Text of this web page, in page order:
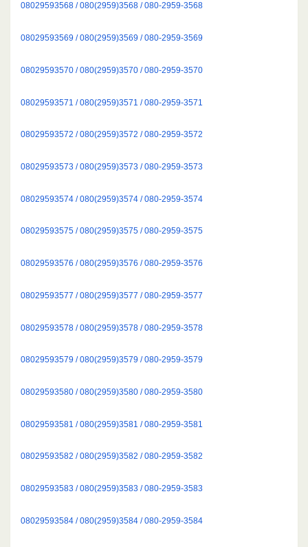
08029593568 / 080(2959)3568 / 080-2959-3568
08029593569 / 080(2959)3569 / 080-2959-3569
08029593570 / 080(2959)3570 / 080-2959-3570
08029593571 / 080(2959)3571 / 080-2959-3571
08029593572 / 080(2959)3572 / 080-2959-3572
08029593573 / 080(2959)3573 / 080-2959-3573
08029593574 / 080(2959)3574 / 080-2959-3574
08029593575 / 080(2959)3575 / 080-2959-3575
08029593576 / 080(2959)3576 / 080-2959-3576
08029593577 / 080(2959)3577 / 080-2959-3577
08029593578 / 080(2959)3578 / 080-2959-3578
08029593579 / 080(2959)3579 / 080-2959-3579
08029593580 / 080(2959)3580 / 080-2959-3580
08029593581 / 080(2959)3581 / 080-2959-3581
08029593582 / 080(2959)3582 / 080-2959-3582
08029593583 / 080(2959)3583 / 080-2959-3583
08029593584 / 080(2959)3584 / 080-2959-3584